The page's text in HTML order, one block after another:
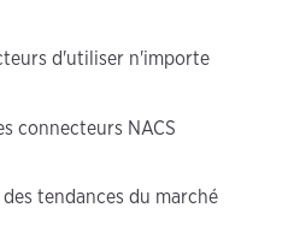
d'utiliser n'importe
connecteurs NACS
tendances du marché